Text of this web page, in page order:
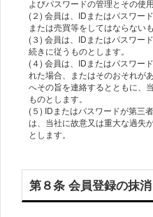
よびパスワードの管理とその使
(２) 会員は、IDまたはパスワー
または売買等をしてはならない
(３) 会員は、IDまたはパスワー
続きに従うものとします。
(４) 会員は、IDまたはパスワー
れた場合、またはそのおそれが
へその旨を連絡するとともに、
ものとします。
(５) IDまたはパスワードが第三
は、当社に故意又は重大な過失
とします。
第８条 会員登録の抹消